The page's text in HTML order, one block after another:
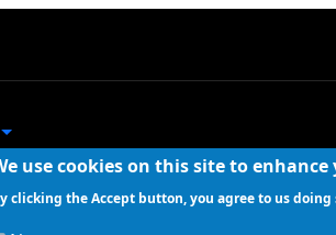
Avis udgives af Kiils v/Lennart Kiil
use cookies on this site to
clicking the Accept button, you agree to us doing